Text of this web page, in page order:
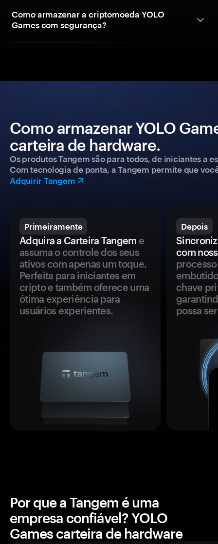
Como armazenar a criptomoeda YOLO
Games com segurança?
Como armazenar YOLO
carteira de hardware.
Os produtos Tangem são para todos, de iniciantes a
Com tecnologia de ponta, a Tangem permite que
Adquirir Tangem
Primeiramente
Adquira a Carteira Tangem e
assuma o controle dos seus
ativos com apenas um toque.
Perfeita para iniciantes em
cripto e também oferece uma
ótima experiência para
usuários experientes.
Depois
com
chave
possa
Por que a Tangem é uma
empresa confiável? YOLO
Games carteira de hardware